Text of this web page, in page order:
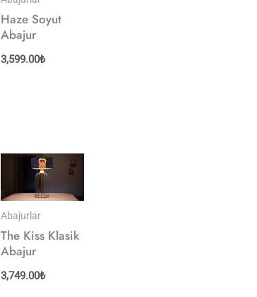
Haze Soyut
Abajur
3,599.00₺
Abajurlar
The Kiss Klasik
Abajur
3,749.00₺